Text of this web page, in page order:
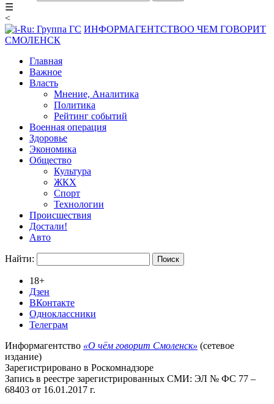
☰
<
ИНФОРМАГЕНТСТВОО ЧЕМ ГОВОРИТ
СМОЛЕНСК
Главная
Важное
Власть
Мнение, Аналитика
Политика
Рейтинг событий
Военная операция
Здоровье
Экономика
Общество
Культура
ЖКХ
Спорт
Технологии
Происшествия
Достали!
Авто
Найти:
18+
Дзен
ВКонтакте
Одноклассники
Телеграм
Информагентство «О чём говорит Смоленск» (сетевое
издание)
Зарегистрировано в Роскомнадзоре
Запись в реестре зарегистрированных СМИ: ЭЛ № ФС 77 –
68403 от 16.01.2017 г.